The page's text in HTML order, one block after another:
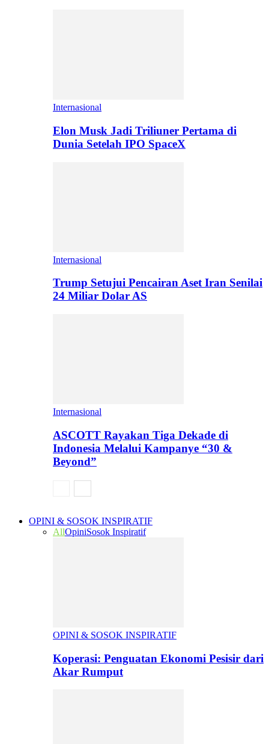
Internasional
Elon Musk Jadi Triliuner Pertama di
Dunia Setelah IPO SpaceX
Internasional
Trump Setujui Pencairan Aset Iran Senilai
24 Miliar Dolar AS
Internasional
ASCOTT Rayakan Tiga Dekade di
Indonesia Melalui Kampanye “30 &
Beyond”
OPINI & SOSOK INSPIRATIF
AllOpiniSosok Inspiratif
OPINI & SOSOK INSPIRATIF
Koperasi: Penguatan Ekonomi Pesisir dari
Akar Rumput